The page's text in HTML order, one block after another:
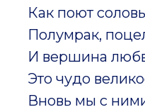
Как поют
Полумрак,
И вершина
Это чудо
Вновь мы с